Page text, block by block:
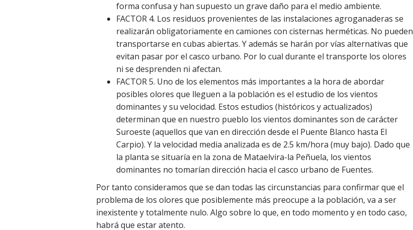
forma confusa y han supuesto un grave daño para el medio ambiente.
FACTOR 4. Los residuos provenientes de las instalaciones agroganaderas se
realizarán obligatoriamente en camiones con cisternas herméticas. No pueden
transportarse en cubas abiertas. Y además se harán por vías alternativas que
evitan pasar por el casco urbano. Por lo cual durante el transporte los olores
ni se desprenden ni afectan.
FACTOR 5. Uno de los elementos más importantes a la hora de abordar
posibles olores que lleguen a la población es el estudio de los vientos
dominantes y su velocidad. Estos estudios (históricos y actualizados)
determinan que en nuestro pueblo los vientos dominantes son de carácter
Suroeste (aquellos que van en dirección desde el Puente Blanco hasta El
Carpio). Y la velocidad media analizada es de 2.5 km/hora (muy bajo). Dado que
la planta se situaría en la zona de Mataelvira-la Peñuela, los vientos
dominantes no tomarían dirección hacia el casco urbano de Fuentes.
Por tanto consideramos que se dan todas las circunstancias para confirmar que el
problema de los olores que posiblemente más preocupe a la población, va a ser
inexistente y totalmente nulo. Algo sobre lo que, en todo momento y en todo caso,
habrá que estar atento.